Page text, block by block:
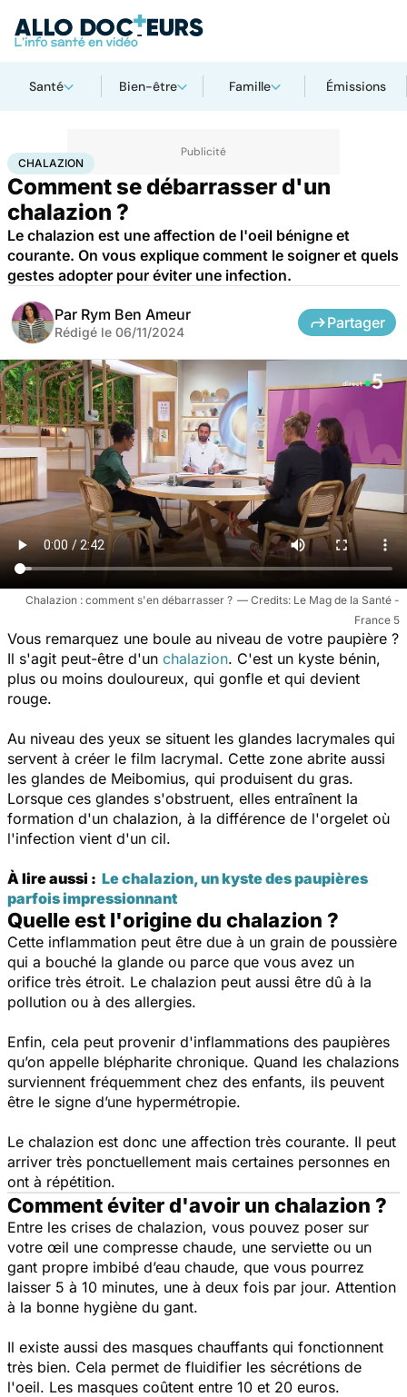
Santé Bien-être Famille Émissions
AccueilSantéMaladies
CHALAZION
Comment se débarrasser d'un
chalazion ?
Le chalazion est une affection de l'oeil bénigne et
courante. On vous explique comment le soigner et quels
gestes adopter pour éviter une infection.
Par Rym Ben Ameur
Rédigé le 06/11/2024
Partager
Chalazion : comment s'en débarrasser ?
Le Mag de la Santé -
France 5
Vous remarquez une boule au niveau de votre paupière ?
Il s'agit peut-être d'un chalazion. C'est un kyste bénin,
plus ou moins douloureux, qui gonfle et qui devient
rouge.
Au niveau des yeux se situent les glandes lacrymales qui
servent à créer le film lacrymal. Cette zone abrite aussi
les glandes de Meibomius, qui produisent du gras.
Lorsque ces glandes s'obstruent, elles entraînent la
formation d'un chalazion, à la différence de l'orgelet où
l'infection vient d'un cil.
À lire aussi : Le chalazion, un kyste des paupières
parfois impressionnant
Quelle est l'origine du chalazion ?
Cette inflammation peut être due à un grain de poussière
qui a bouché la glande ou parce que vous avez un
orifice très étroit. Le chalazion peut aussi être dû à la
pollution ou à des allergies.
Enfin, cela peut provenir d'inflammations des paupières
qu’on appelle blépharite chronique. Quand les chalazions
surviennent fréquemment chez des enfants, ils peuvent
être le signe d’une hypermétropie.
Le chalazion est donc une affection très courante. Il peut
arriver très ponctuellement mais certaines personnes en
ont à répétition.
Comment éviter d'avoir un chalazion ?
Entre les crises de chalazion, vous pouvez poser sur
votre œil une compresse chaude, une serviette ou un
gant propre imbibé d’eau chaude, que vous pourrez
laisser 5 à 10 minutes, une à deux fois par jour. Attention
à la bonne hygiène du gant.
Il existe aussi des masques chauffants qui fonctionnent
très bien. Cela permet de fluidifier les sécrétions de
l'oeil. Les masques coûtent entre 10 et 20 euros.